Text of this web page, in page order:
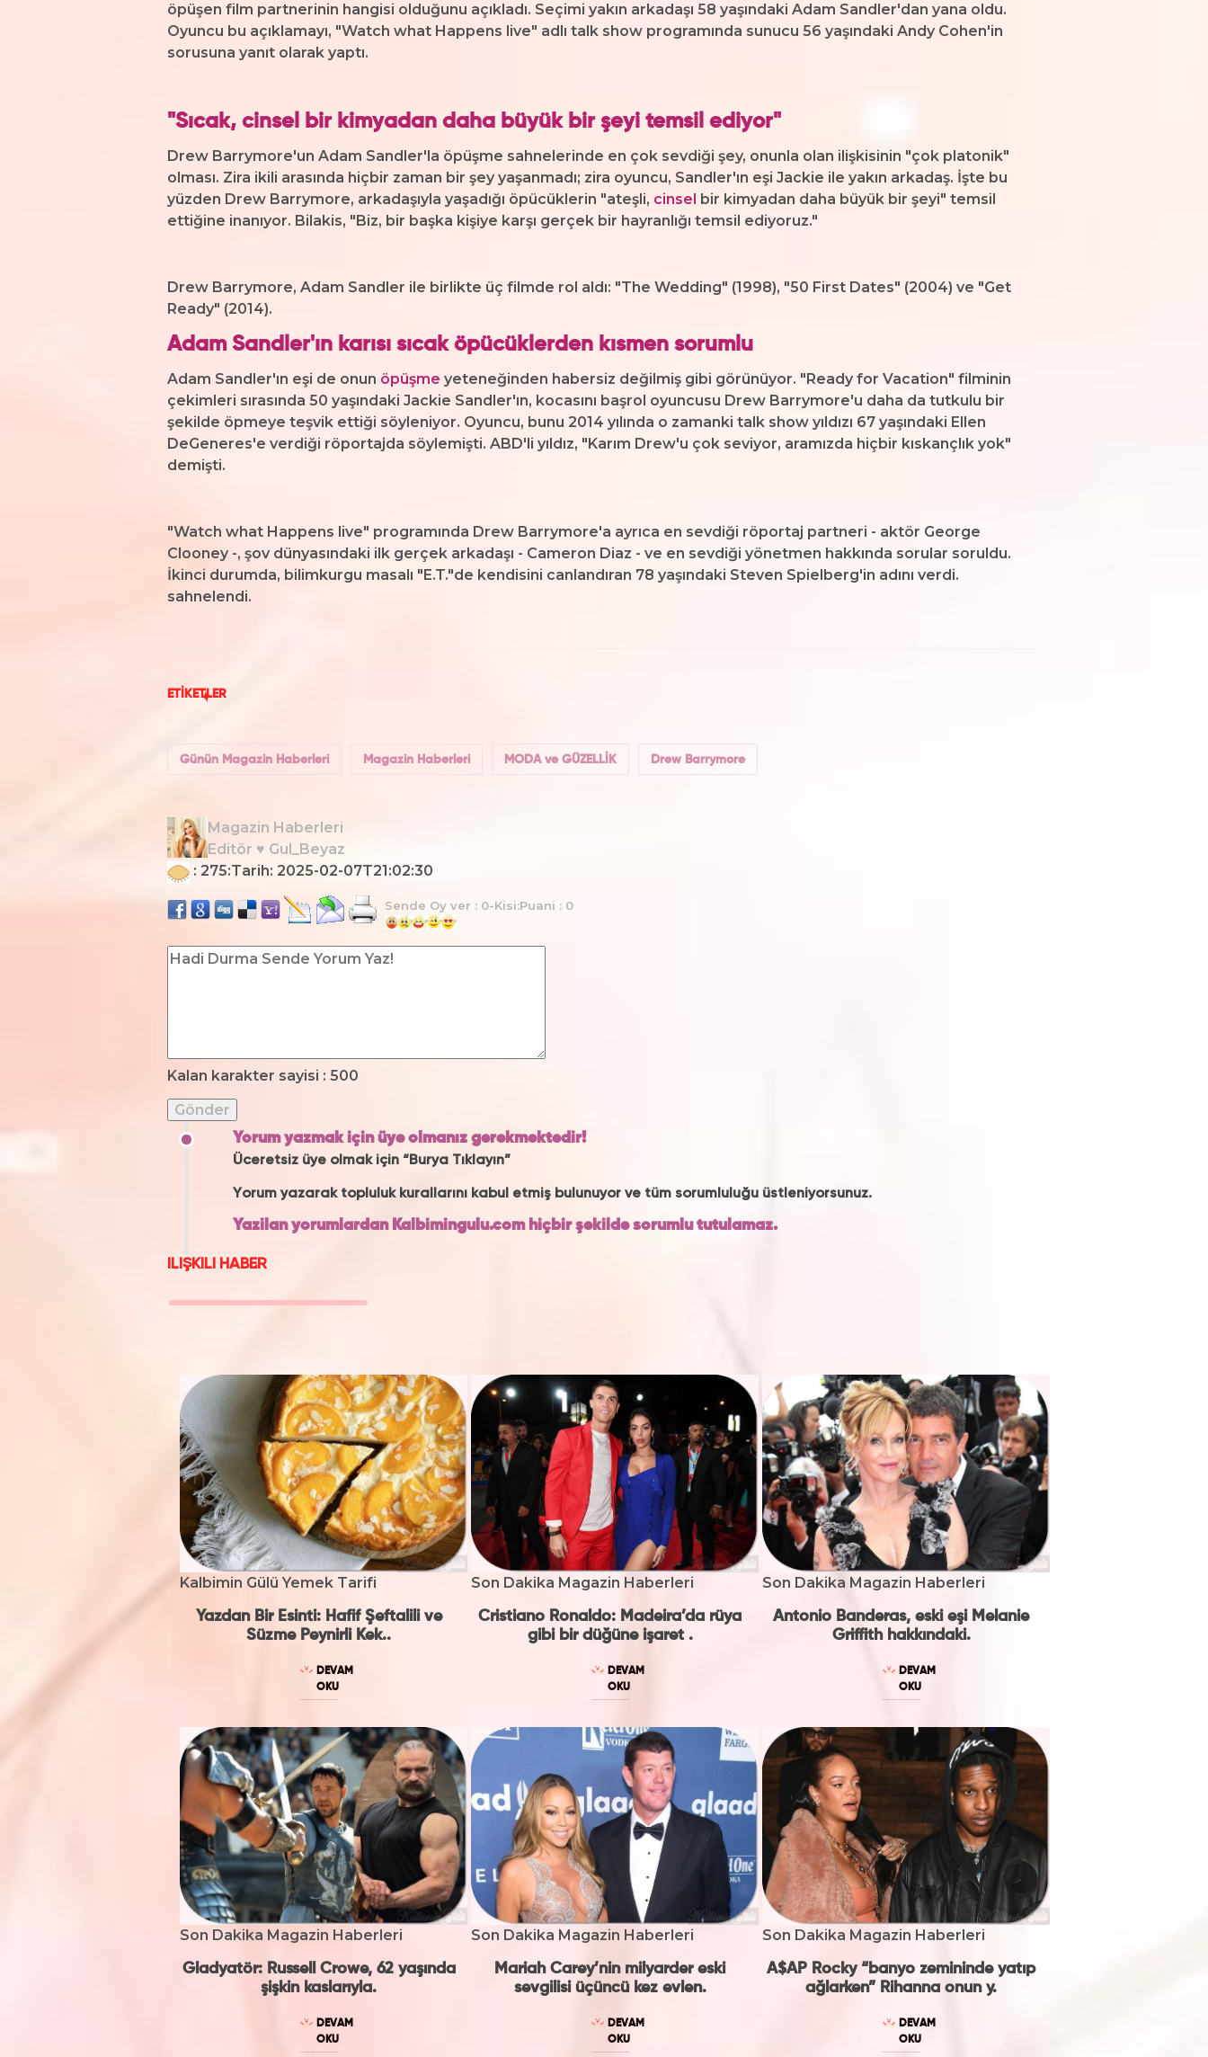
öpüşen film partnerinin hangisi olduğunu açıkladı. Seçimi yakın arkadaşı 58 yaşındaki Adam Sandler'dan yana oldu.
Oyuncu bu açıklamayı, "Watch what Happens live" adlı talk show programında sunucu 56 yaşındaki Andy Cohen'in
sorusuna yanıt olarak yaptı.
"Sıcak, cinsel bir kimyadan daha büyük bir şeyi temsil ediyor"
Drew Barrymore'un Adam Sandler'la öpüşme sahnelerinde en çok sevdiği şey, onunla olan ilişkisinin "çok platonik"
olması. Zira ikili arasında hiçbir zaman bir şey yaşanmadı; zira oyuncu, Sandler'ın eşi Jackie ile yakın arkadaş. İşte bu
yüzden Drew Barrymore, arkadaşıyla yaşadığı öpücüklerin "ateşli, cinsel
bir kimyadan daha büyük bir şeyi" temsil
ettiğine inanıyor. Bilakis, "Biz, bir başka kişiye karşı gerçek bir hayranlığı temsil ediyoruz."
Drew Barrymore, Adam Sandler ile birlikte üç filmde rol aldı: "The Wedding" (1998), "50 First Dates" (2004) ve "Get
Ready" (2014).
Adam Sandler'ın karısı sıcak öpücüklerden kısmen sorumlu
Adam Sandler'ın eşi de onun öpüşme yeteneğinden habersiz değilmiş gibi görünüyor. "Ready for Vacation" filminin
çekimleri sırasında 50 yaşındaki Jackie Sandler'ın, kocasını başrol oyuncusu Drew Barrymore'u daha da tutkulu bir
şekilde öpmeye teşvik ettiği söyleniyor. Oyuncu, bunu 2014 yılında o zamanki talk show yıldızı 67 yaşındaki Ellen
DeGeneres'e verdiği röportajda söylemişti. ABD'li yıldız, "Karım Drew'u çok seviyor, aramızda hiçbir kıskançlık yok"
demişti.
"Watch what Happens live" programında Drew Barrymore'a ayrıca en sevdiği röportaj partneri - aktör George
Clooney -, şov dünyasındaki ilk gerçek arkadaşı - Cameron Diaz - ve en sevdiği yönetmen hakkında sorular soruldu.
İkinci durumda, bilimkurgu masalı "E.T."de kendisini canlandıran 78 yaşındaki Steven Spielberg'in adını verdi.
sahnelendi.
ETİKETLER
Günün Magazin Haberleri Magazin Haberleri MODA ve GÜZELLİK Drew Barrymore
Magazin Haberleri
Editör ♥ Gul_Beyaz
: 275:Tarih: 2025-02-07T21:02:30
Sende Oy ver : 0-Kisi:Puani : 0
Kalan karakter sayisi : 500
Yorum yazmak için üye olmanız gerekmektedir!
Üceretsiz üye olmak için “Burya Tıklayın”
Yorum yazarak topluluk kurallarını kabul etmiş bulunuyor ve tüm sorumluluğu üstleniyorsunuz.
Yazilan yorumlardan Kalbimingulu.com hiçbir şekilde sorumlu tutulamaz.
ILIŞKILI HABER
Kalbimin Gülü Yemek Tarifi
Yazdan Bir Esinti: Hafif Şeftalili ve
Süzme Peynirli Kek..
DEVAM
OKU
Son Dakika Magazin Haberleri
Cristiano Ronaldo: Madeira’da rüya
gibi bir düğüne işaret .
DEVAM
OKU
Son Dakika Magazin Haberleri
Antonio Banderas, eski eşi Melanie
Griffith hakkındaki.
DEVAM
OKU
Son Dakika Magazin Haberleri
Gladyatör: Russell Crowe, 62 yaşında
şişkin kaslarıyla.
DEVAM
OKU
Son Dakika Magazin Haberleri
Mariah Carey’nin milyarder eski
sevgilisi üçüncü kez evlen.
DEVAM
OKU
Son Dakika Magazin Haberleri
A$AP Rocky “banyo zemininde yatıp
ağlarken” Rihanna onun y.
DEVAM
OKU